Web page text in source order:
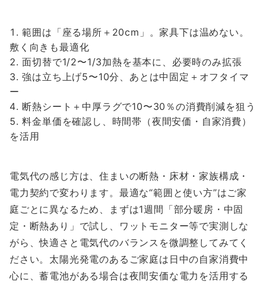
範囲は「座る場所＋20cm」。家具下は温めない。
敷く向きも最適化
面切替で1/2〜1/3加熱を基本に、必要時のみ拡張
強は立ち上げ5〜10分、あとは中固定＋オフタイマ
ー
断熱シート＋中厚ラグで10〜30％の消費削減を狙う
料金単価を確認し、時間帯（夜間安価・自家消費）
を活用
電気代の感じ方は、住まいの断熱・床材・家族構成・
電力契約で変わります。最適な“範囲と使い方”はご家
庭ごとに異なるため、まずは1週間「部分暖房・中固
定・断熱あり」で試し、ワットモニター等で実測しな
がら、快適さと電気代のバランスを微調整してみてく
ださい。太陽光発電のあるご家庭は日中の自家消費中
心に、蓄電池がある場合は夜間安価な電力を活用する